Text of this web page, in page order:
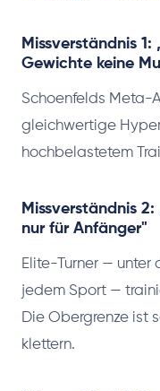
Missverständnis
Gewichte keine
Schoenfelds Meta-
gleichwertige
hochbelastetem
Missverständnis
nur für Anfänger"
Elite-Turner — unter
jedem Sport —
Die Obergrenze ist
klettern.